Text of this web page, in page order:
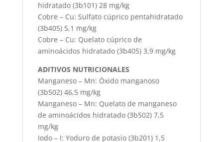
hidratado (3b101) 28 mg/kg
Cobre – Cu: Sulfato cúprico pentahidratado
(3b405) 5,1 mg/kg
Cobre – Cu: Quelato cúprico de
aminoácidos hidratado (3b405) 3,9 mg/kg
ADITIVOS NUTRICIONALES
Manganeso – Mn: Óxido manganoso
(3b502) 46,5 mg/kg
Manganeso – Mn: Quelato de manganeso
de aminoácidos hidratado (3b502) 7,5
mg/kg
Iodo – I: Yoduro de potasio (3b201) 1,5